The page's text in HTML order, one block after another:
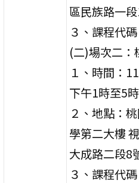
區民族路一段
３、課程代
(二)場次二：
１、時間：
下午1時至5
２、地點：
學第二大樓
大成路二段8
３、課程代